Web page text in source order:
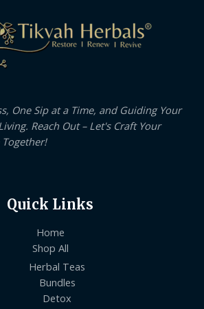
One Sip at a Time, and Guiding Your
Reach Out – Let's Craft Your
Quick Links
Home
Shop All
Herbal Teas
Bundles
Detox